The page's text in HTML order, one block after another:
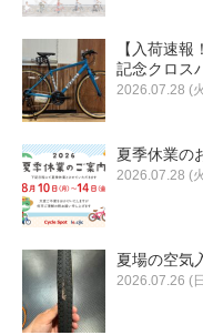
【入荷速
記念クロス
2026.07.28 (
夏季休業の
2026.07.28 (
夏場の空気
2026.07.26 (